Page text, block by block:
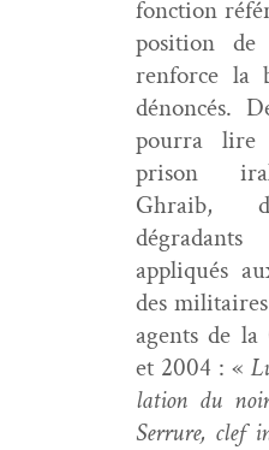
fonc­tion
po­si­tion de
ren­force la
dénon­cés.
pour­ra
prison
Ghraib,
appliqués
des
agents de
et 2004 : «
la­tion du
Ser­rure, clef